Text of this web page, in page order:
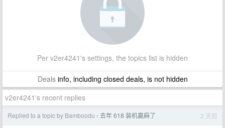
Per v2er4241's settings, the topics list is hidden
Dealsinfo, including closed deals, is not hidden
v2er4241's recent replies
Replied to a topic by Bamboodu › 去年 618 装机赢麻了 2 天前